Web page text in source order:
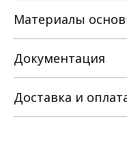
Материалы
Материальное
Документация
РЭ на
Доставка и